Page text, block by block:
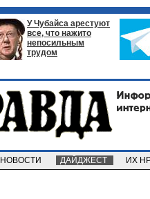
У Чубайса арестуют
все, что нажито
непосильным
трудом
НОВОСТИ ДАЙДЖЕСТ ИХ